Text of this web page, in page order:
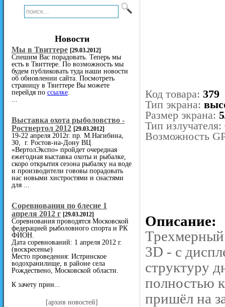
Новости
Мы в Твиттере [29.03.2012]
Спешим Вас порадовать. Теперь мы
есть в Твиттере. По возможность мы
будем публиковать туда наши новости
об обновлении сайта. Посмотреть
страницу в Твиттере Вы можете
перейдя по ссылке
Выставка охота рыболовство -
Роствертол 2012 [29.03.2012]
19-22 апреля 2012г. пр. М.Нагибина,
30, г. Ростов-на-Дону ВЦ
«ВертолЭкспо» пройдет очередная
ежегодная выставка охоты и рыбалке,
скоро открытия сезона рыбалку на воде
и производители гововы порадовать
нас новыми хистростями и снастями
для ...
Cоревнования по блесне 1
апреля 2012 г [29.03.2012]
Соревнования проводятся Московской
федерацией рыболовного спорта и РК
ФИОН.
Дата соревнований: 1 апреля 2012 г.
(воскресенье)
Место проведения: Истринское
водохранилище, в районе села
Рождествено, Московской области.
К зачету прин...
[архив новостей]
Код товара: 379
Тип экрана:
Размер экрана:
Тип излучателя:
Возможность
Описание:
3D - с
структуру
полностью
пришёл на